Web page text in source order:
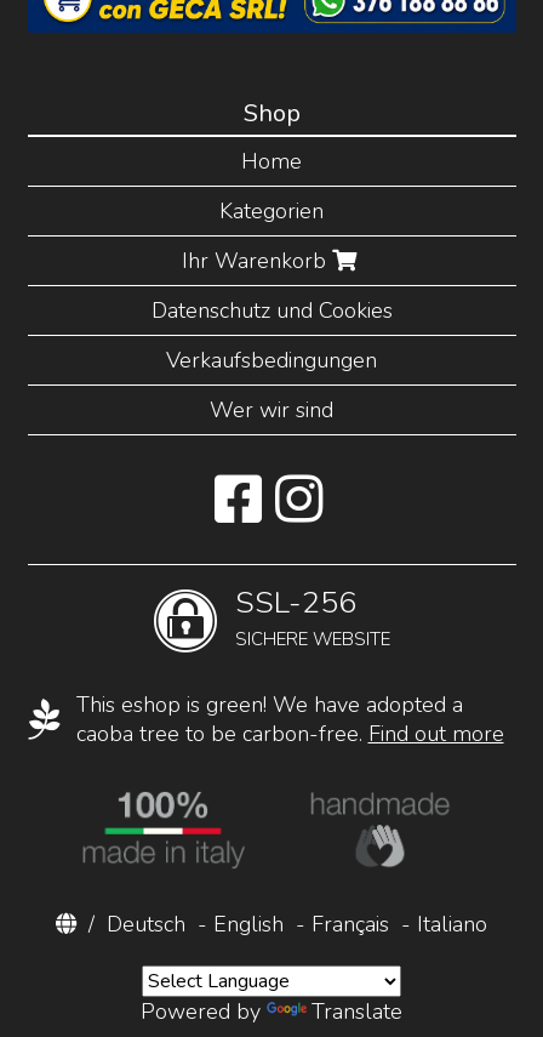
Shop
Home
Kategorien
Ihr Warenkorb
Datenschutz und Cookies
Verkaufsbedingungen
Wer wir sind
SSL-256
SICHERE WEBSITE
This eshop is green! We have adopted a
caoba tree to be carbon-free. Find out more
/ Deutsch - English - Français - Italiano
Powered by Translate